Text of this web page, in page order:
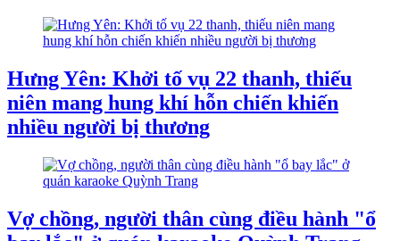
Hưng Yên: Khởi tố vụ 22 thanh, thiếu
niên mang hung khí hỗn chiến khiến
nhiều người bị thương
Vợ chồng, người thân cùng điều hành "ổ